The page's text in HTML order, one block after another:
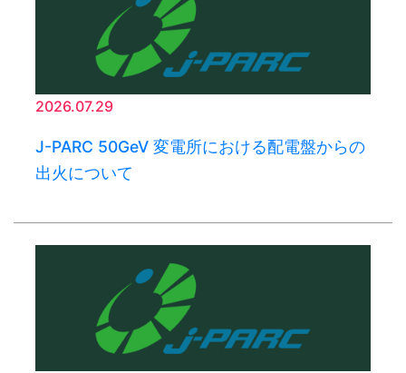
2026.07.29
J-PARC 50GeV 変電所における配電盤からの
出火について